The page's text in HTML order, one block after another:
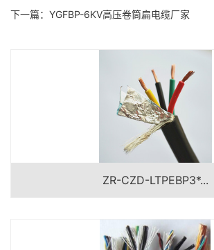
下一篇： YGFBP-6KV高压卷筒扁电缆厂家
ZR-CZD-LTPEBP3*...